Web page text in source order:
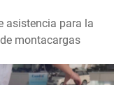
asistencia para la
montacargas